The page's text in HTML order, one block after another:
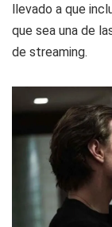
llevado a que
que sea una de
de streaming.